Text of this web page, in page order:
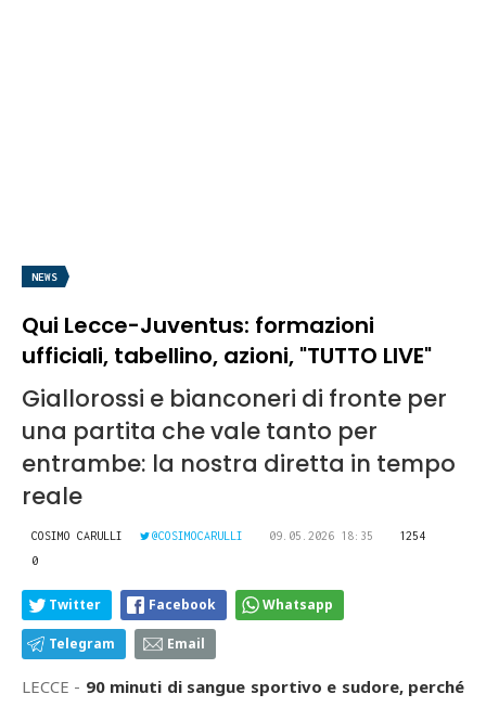
NEWS
Qui Lecce-Juventus: formazioni
ufficiali, tabellino, azioni, "TUTTO LIVE"
Giallorossi e bianconeri di fronte per
una partita che vale tanto per
entrambe: la nostra diretta in tempo
reale
COSIMO CARULLI @COSIMOCARULLI 09.05.2026 18:35
1254
0
Twitter Facebook Whatsapp
Telegram Email
LECCE - 90 minuti di sangue sportivo e sudore, perché